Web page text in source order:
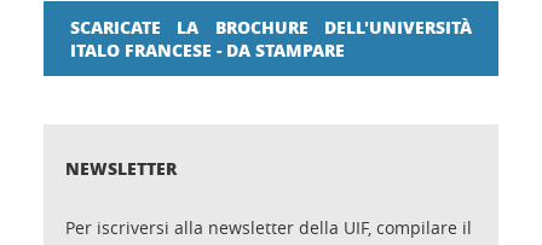
SCARICATE LA BROCHURE DELL'UNIVERSITÀ
ITALO FRANCESE - DA STAMPARE
NEWSLETTER
Per iscriversi alla newsletter della UIF, compilare il